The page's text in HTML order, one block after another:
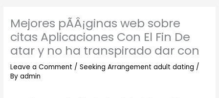
Mejores pÃ­Â¡ginas web sobre
citas Aplicaciones Con El Fin De
atar y no ha transpirado dar con
Leave a Comment /Seeking Arrangement adult dating /
Byadmin